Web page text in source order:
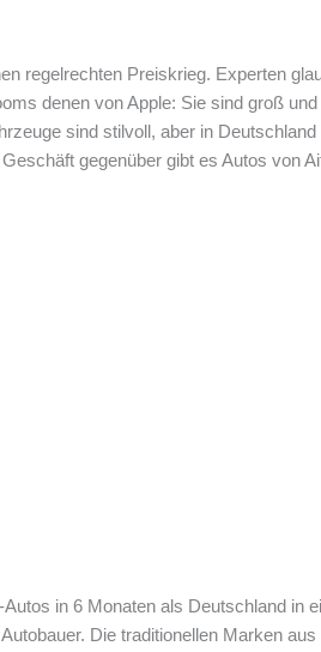
regelrechten Preiskrieg. Experten
denen von Apple: Sie sind groß
sind stilvoll, aber in
gegenüber gibt es Autos von
in 6 Monaten als Deutschland in
Die traditionellen Marken